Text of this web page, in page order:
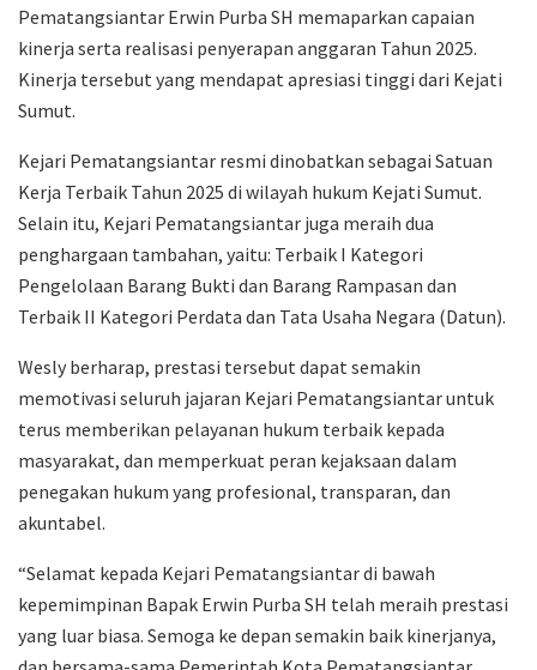
Pematangsiantar Erwin Purba SH memaparkan capaian
kinerja serta realisasi penyerapan anggaran Tahun 2025.
Kinerja tersebut yang mendapat apresiasi tinggi dari Kejati
Sumut.
Kejari Pematangsiantar resmi dinobatkan sebagai Satuan
Kerja Terbaik Tahun 2025 di wilayah hukum Kejati Sumut.
Selain itu, Kejari Pematangsiantar juga meraih dua
penghargaan tambahan, yaitu: Terbaik I Kategori
Pengelolaan Barang Bukti dan Barang Rampasan dan
Terbaik II Kategori Perdata dan Tata Usaha Negara (Datun).
Wesly berharap, prestasi tersebut dapat semakin
memotivasi seluruh jajaran Kejari Pematangsiantar untuk
terus memberikan pelayanan hukum terbaik kepada
masyarakat, dan memperkuat peran kejaksaan dalam
penegakan hukum yang profesional, transparan, dan
akuntabel.
“Selamat kepada Kejari Pematangsiantar di bawah
kepemimpinan Bapak Erwin Purba SH telah meraih prestasi
yang luar biasa. Semoga ke depan semakin baik kinerjanya,